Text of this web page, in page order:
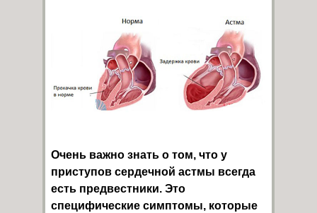
Очень важно знать о том, что у
приступов сердечной астмы всегда
есть предвестники. Это
специфические симптомы, которые